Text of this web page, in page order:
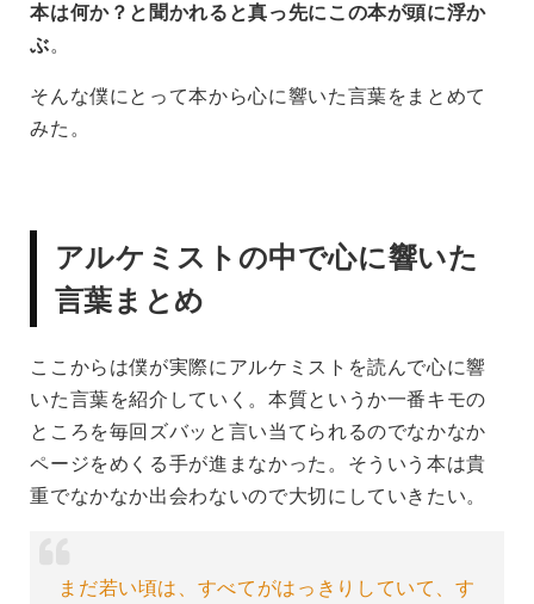
本は何か？と聞かれると真っ先にこの本が頭に浮か
ぶ。
そんな僕にとって本から心に響いた言葉をまとめて
みた。
アルケミストの中で心に響いた
言葉まとめ
ここからは僕が実際にアルケミストを読んで心に響
いた言葉を紹介していく。本質というか一番キモの
ところを毎回ズバッと言い当てられるのでなかなか
ページをめくる手が進まなかった。そういう本は貴
重でなかなか出会わないので大切にしていきたい。
まだ若い頃は、すべてがはっきりしていて、す